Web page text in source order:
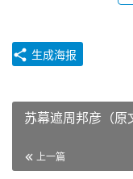
生成海报
苏幕遮周邦彦（原
上一篇